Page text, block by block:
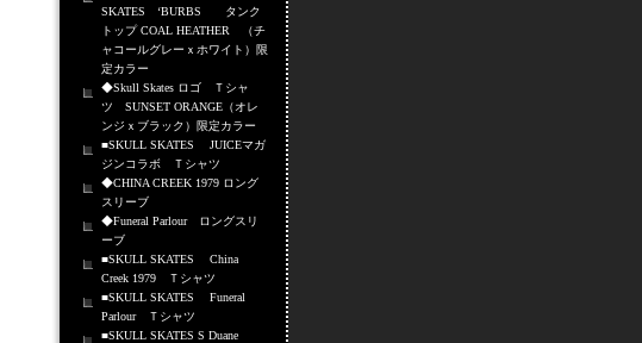
SKATES ‘BURBS タンク
トップ COAL HEATHER （チ
ャコールグレーｘホワイト）限
定カラー
◆Skull Skates ロゴ Ｔシャ
ツ SUNSET ORANGE（オレ
ンジｘブラック）限定カラー
■SKULL SKATES JUICEマガ
ジンコラボ Ｔシャツ
◆CHINA CREEK 1979 ロング
スリーブ
◆Funeral Parlour ロングスリ
ーブ
■SKULL SKATES China
Creek 1979 Ｔシャツ
■SKULL SKATES Funeral
Parlour Ｔシャツ
■SKULL SKATES S Duane